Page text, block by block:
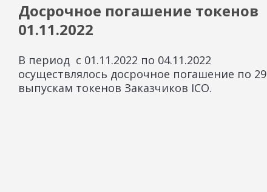
Досрочное погашение токенов
01.11.2022
В период с 01.11.2022 по 04.11.2022
осуществлялось досрочное погашение по 29
выпускам токенов Заказчиков ICO.